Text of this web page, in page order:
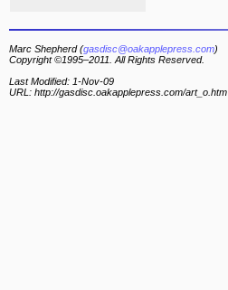
Marc Shepherd (gasdisc@oakapplepress.com)
Copyright ©1995–2011. All Rights Reserved.
Last Modified: 1-Nov-09
URL: http://gasdisc.oakapplepress.com/art_o.htm